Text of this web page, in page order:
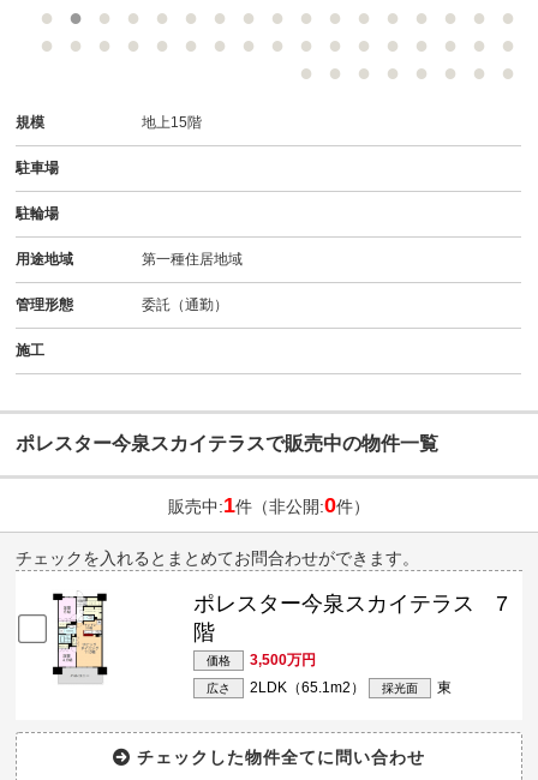
規模 地上15階
駐車場
駐輪場
用途地域 第一種住居地域
管理形態 委託（通勤）
施工
ポレスター今泉スカイテラスで販売中の物件一覧
販売中:1件（非公開:0件）
チェックを入れるとまとめてお問合わせができます。
ポレスター今泉スカイテラス 7
階
価格 3,500万円
広さ 2LDK（65.1m2 ） 採光面 東